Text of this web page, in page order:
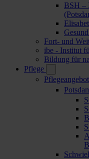
BSH –
Fort- und
ibe - Institut
Bildung für
Pflege